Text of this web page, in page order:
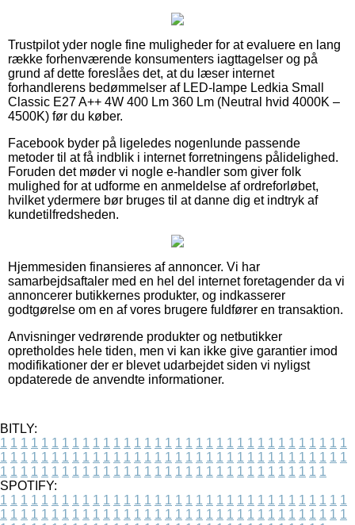
Trustpilot yder nogle fine muligheder for at evaluere en lang
række forhenværende konsumenters iagttagelser og på
grund af dette foreslåes det, at du læser internet
forhandlerens bedømmelser af LED-lampe Ledkia Small
Classic E27 A++ 4W 400 Lm 360 Lm (Neutral hvid 4000K –
4500K) før du køber.
Facebook byder på ligeledes nogenlunde passende
metoder til at få indblik i internet forretningens pålidelighed.
Foruden det møder vi nogle e-handler som giver folk
mulighed for at udforme en anmeldelse af ordreforløbet,
hvilket ydermere bør bruges til at danne dig et indtryk af
kundetilfredsheden.
Hjemmesiden finansieres af annoncer. Vi har
samarbejdsaftaler med en hel del internet foretagender da vi
annoncerer butikkernes produkter, og indkasserer
godtgørelse om en af vores brugere fuldfører en transaktion.
Anvisninger vedrørende produkter og netbutikker
opretholdes hele tiden, men vi kan ikke give garantier imod
modifikationer der er blevet udarbejdet siden vi nyligst
opdaterede de anvendte informationer.
BITLY:
1 1 1 1 1 1 1 1 1 1 1 1 1 1 1 1 1 1 1 1 1 1 1 1 1 1 1 1 1 1 1 1 1 1
1 1 1 1 1 1 1 1 1 1 1 1 1 1 1 1 1 1 1 1 1 1 1 1 1 1 1 1 1 1 1 1 1 1
1 1 1 1 1 1 1 1 1 1 1 1 1 1 1 1 1 1 1 1 1 1 1 1 1 1 1 1 1 1 1 1
SPOTIFY:
1 1 1 1 1 1 1 1 1 1 1 1 1 1 1 1 1 1 1 1 1 1 1 1 1 1 1 1 1 1 1 1 1 1
1 1 1 1 1 1 1 1 1 1 1 1 1 1 1 1 1 1 1 1 1 1 1 1 1 1 1 1 1 1 1 1 1 1